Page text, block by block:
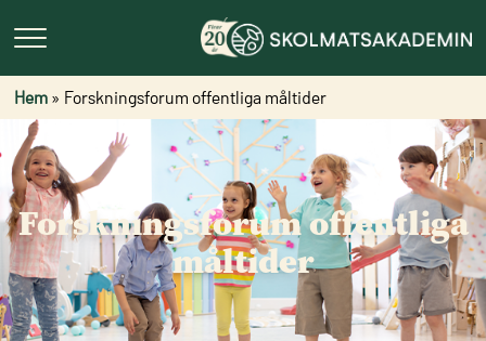
Hem » Forskningsforum offentliga måltider
Forskningsforum offentliga
måltider